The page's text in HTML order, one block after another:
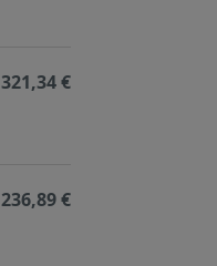
321,34 €
236,89 €